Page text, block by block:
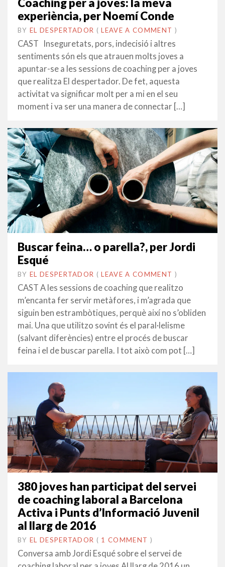
experiència, per Noemí Conde
BY EL DESPERTADOR ON
30
GENER
2018
•(LEAVE A COMMENT )
CAST Inseguretats, pors, indecisió i altres
sentiments són els que atrauen molts joves a
apuntar-se a les sessions de coaching per a joves
que realitza El despertador. De fet, aquesta
activitat va significar molt per a mi en el seu
moment i va ser una manera de connectar […]
Buscar feina… o parella?, per Jordi
Esqué
BY EL DESPERTADOR ON
15
SETEMBRE
•(LEAVE A COMMENT )
CAST A les sessions de coaching que realitzo
m’encanta fer servir metàfores, i m’agrada que
siguin ben estrambòtiques, perquè així no s’obliden
mai. Una que utilitzo sovint és el paral·lelisme
(salvant diferències) entre el procés de buscar
feina i el de buscar parella. I tot això com pot […]
380 joves han participat del servei
de coaching laboral a Barcelona
Activa i Punts d’Informació Juvenil
al llarg de 2016
BY EL DESPERTADOR ON
11
ABRIL
2017
•( 1 COMMENT )
Conversa amb Jordi Esqué sobre el servei de